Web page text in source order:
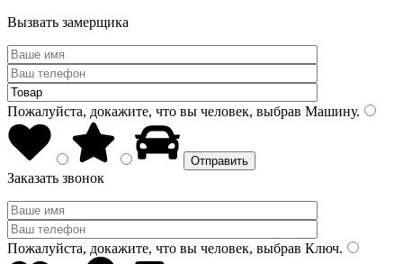
Вызвать замерщика
Пожалуйста, докажите, что вы человек, выбрав Машину.
Заказать звонок
Пожалуйста, докажите, что вы человек, выбрав Ключ.